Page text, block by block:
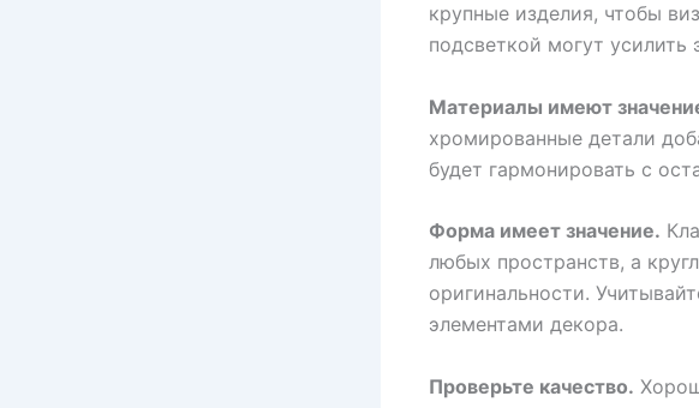
крупные изделия, чтобы
подсветкой могут усилить
Материалы имеют
хромированные детали
будет гармонировать с
Форма имеет значение.
любых пространств, а
оригинальности.
элементами декора.
Проверьте качество.